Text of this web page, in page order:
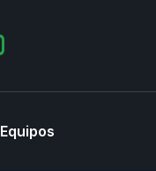
Equipos